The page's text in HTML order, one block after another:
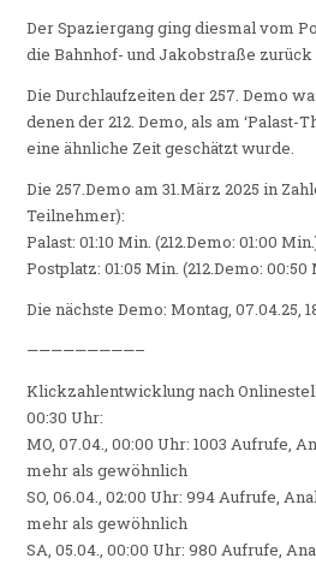
Der Spaziergang ging diesmal vom
die Bahnhof- und Jakobstraße zurück
Die Durchlaufzeiten der 257. Demo
denen der 212. Demo, als am ‘Palast-
eine ähnliche Zeit geschätzt wurde.
Die 257.Demo am 31.März 2025 in
Teilnehmer):
Palast: 01:10 Min. (212.Demo: 01:00
Postplatz: 01:05 Min. (212.Demo: 00:50
Die nächste Demo: Montag, 07.04.25,
—————————–
Klickzahlentwicklung nach
00:30 Uhr:
MO, 07.04., 00:00 Uhr: 1003 Aufrufe,
mehr als gewöhnlich
SO, 06.04., 02:00 Uhr: 994 Aufrufe,
mehr als gewöhnlich
SA, 05.04., 00:00 Uhr: 980 Aufrufe,